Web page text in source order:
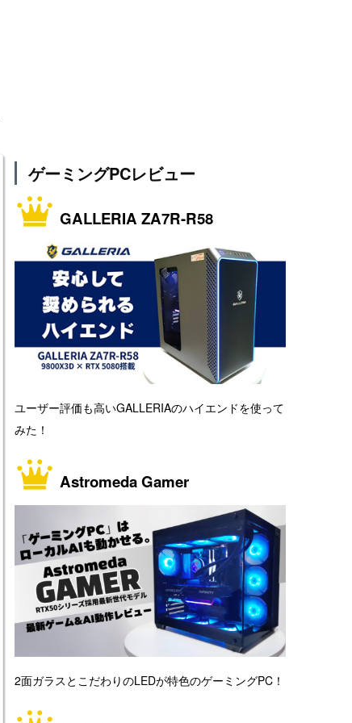
ゲーミングPCレビュー
GALLERIA ZA7R-R58
ユーザー評価も高いGALLERIAのハイエンドを使って
みた！
Astromeda Gamer
2面ガラスとこだわりのLEDが特色のゲーミングPC！